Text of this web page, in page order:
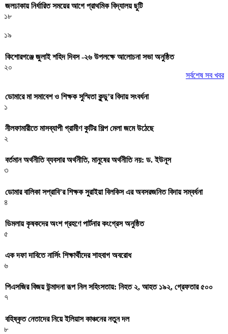
জলঢাকায় নির্ধারিত সময়ের আগে প্রাথমিক বিদ্যালয় ছুটি
১৮
১৯
কিশোরগঞ্জে জুলাই শহিদ দিবস -২৬ উপলক্ষে আলোচনা সভা অনুষ্ঠিত
২০
সর্বশেষ সব খবর
ডোমারে মা সমাবেশ ও শিক্ষক সুস্মিতা কুন্ডু’র বিদায় সংবর্ধনা
১
নীলফামারীতে মাসব্যাপী গ্রামীণ কুটির শিল্প মেলা জমে উঠেছে
২
বর্তমান অর্থনীতি ব্যবসার অর্থনীতি, মানুষের অর্থনীতি নয়: ড. ইউনূস
৩
ডোমার বালিকা সপ্রাবি’র শিক্ষক সুরাইয়া বিলকিস এর অবসরজনিত বিদায় সম্বর্ধনা
৪
ডিমলায় কৃষকদের অংশ গ্রহণে পার্টনার কংগ্রেস অনুষ্ঠিত
৫
এক দফা দাবিতে নার্সিং শিক্ষার্থীদের শাহবাগ অবরোধ
৬
পিএসজির বিজয় উন্মাদনা রূপ নিল সহিংসতায়: নিহত ২, আহত ১৯২, গ্রেফতার ৫০০
৭
বহিষ্কৃত নেতাদের নিয়ে ইলিয়াস কাঞ্চনের নতুন দল
৮